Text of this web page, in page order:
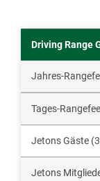
Driving Range
Jahres-
Tages-Rangefee
Jetons Gäste
Jetons